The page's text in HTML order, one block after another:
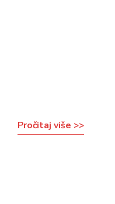
Pročitaj više >>